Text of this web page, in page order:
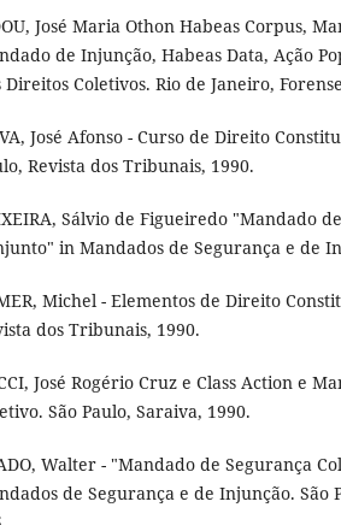
José Maria Othon Habeas Corpus,
de Injunção, Habeas Data, Ação
Direitos Coletivos. Rio de Janeiro,
José Afonso - Curso de Direito
Revista dos Tribunais, 1990.
Sálvio de Figueiredo "Mandado
in Mandados de Segurança e de
Michel - Elementos de Direito
dos Tribunais, 1990.
José Rogério Cruz e Class Action e
São Paulo, Saraiva, 1990.
Walter - "Mandado de Segurança
de Segurança e de Injunção. São